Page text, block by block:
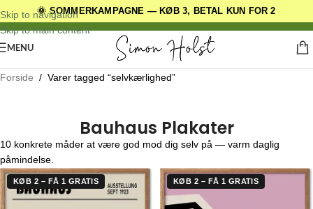
🌞 SOMMERKAMPAGNE — KØB 3, BETAL KUN FOR 2
Skip to navigation
Skip to main content
DANSKE ORIGINALE DESIGNS
MENU
Forside / Varer tagged “selvkærlighed”
Bauhaus Plakater
10 konkrete måder at være god mod dig selv på — varm daglig
påmindelse.
KØB 2 – FÅ 1 GRATIS KØB 2 – FÅ 1 GRATIS